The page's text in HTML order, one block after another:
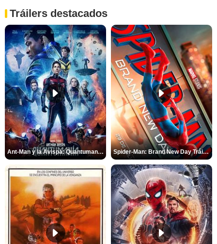
Tráilers destacados
Ant-Man y la Avispa: Quantumanía Tráiler (2) Spider-Man: Brand New Day Tráiler (3)